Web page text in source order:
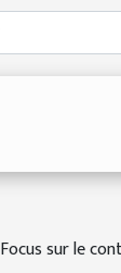
Focus sur le